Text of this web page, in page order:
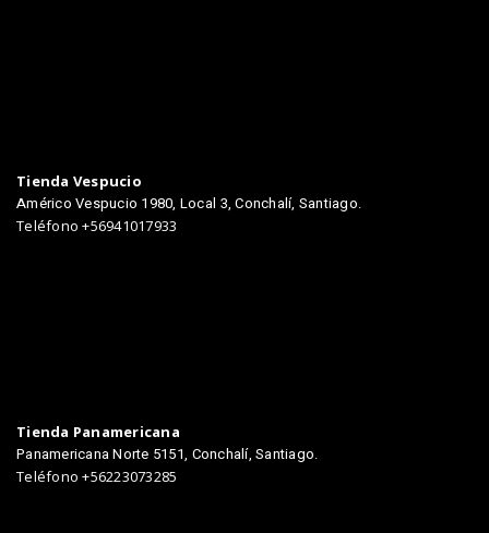
Tienda Vespucio
Américo Vespucio 1980, Local 3, Conchalí, Santiago.
Teléfono +56941017933
Tienda Panamericana
Panamericana Norte 5151, Conchalí, Santiago.
Teléfono +56223073285